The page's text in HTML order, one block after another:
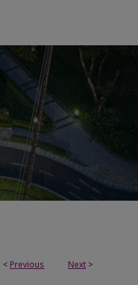
< Previous Next >